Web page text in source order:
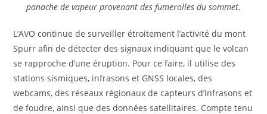
panache de vapeur provenant des fumerolles du sommet.
L’AVO continue de surveiller étroitement l’activité du mont
Spurr afin de détecter des signaux indiquant que le volcan
se rapproche d’une éruption. Pour ce faire, il utilise des
stations sismiques, infrasons et GNSS locales, des
webcams, des réseaux régionaux de capteurs d’infrasons et
de foudre, ainsi que des données satellitaires. Compte tenu